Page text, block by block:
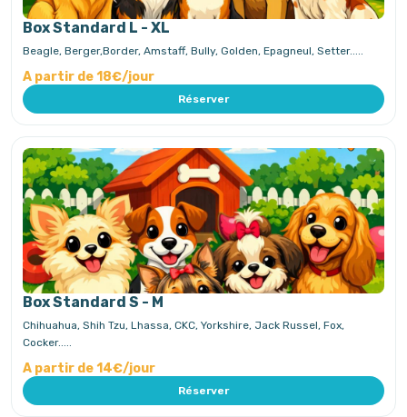
Box Standard L - XL
Beagle, Berger,Border, Amstaff, Bully, Golden, Epagneul, Setter.....
A partir de 18€/jour
Réserver
Box Standard S - M
Chihuahua, Shih Tzu, Lhassa, CKC, Yorkshire, Jack Russel, Fox,
Cocker.....
A partir de 14€/jour
Réserver